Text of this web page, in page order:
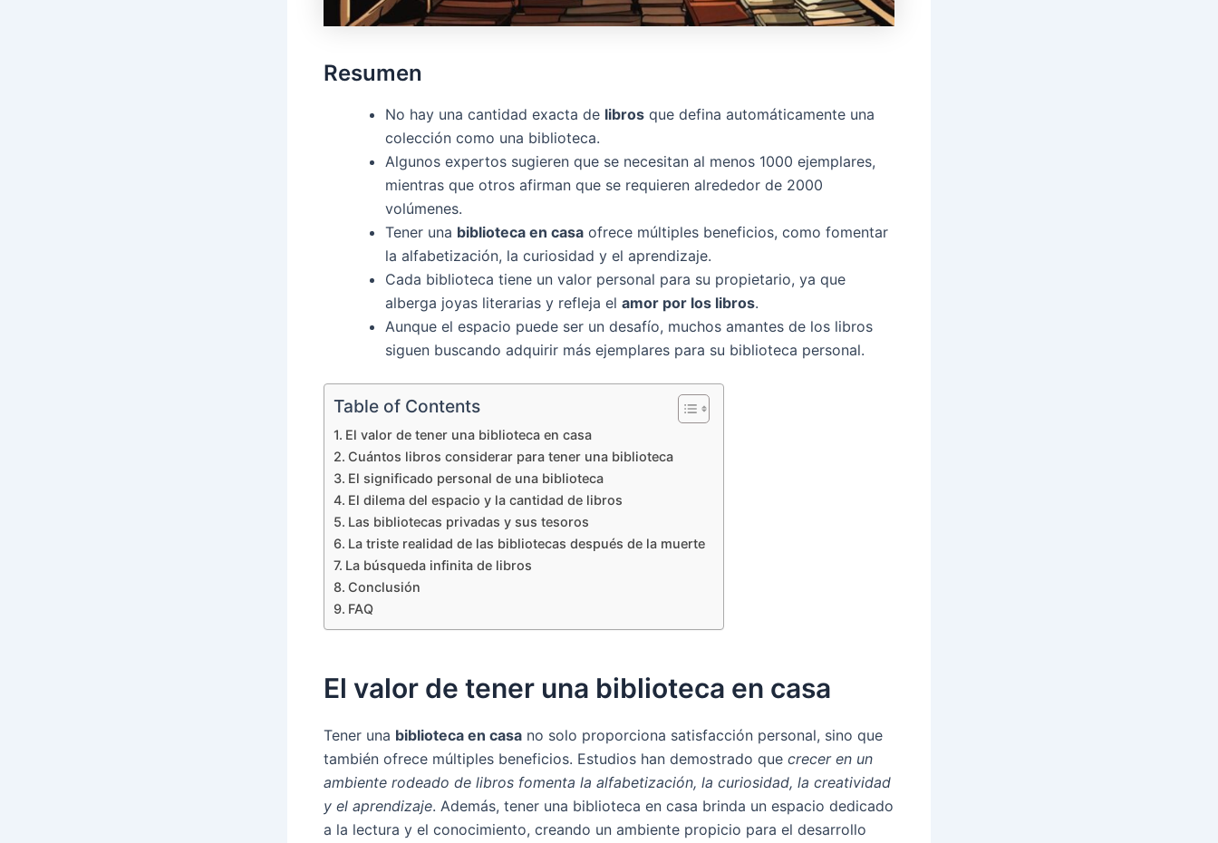
Resumen
No hay una cantidad exacta de libros que defina automáticamente una
colección como una biblioteca.
Algunos expertos sugieren que se necesitan al menos 1000 ejemplares,
mientras que otros afirman que se requieren alrededor de 2000
volúmenes.
Tener una biblioteca en casa ofrece múltiples beneficios, como fomentar
la alfabetización, la curiosidad y el aprendizaje.
Cada biblioteca tiene un valor personal para su propietario, ya que
alberga joyas literarias y refleja el amor por los libros.
Aunque el espacio puede ser un desafío, muchos amantes de los libros
siguen buscando adquirir más ejemplares para su biblioteca personal.
Table of Contents
El valor de tener una biblioteca en casa
Cuántos libros considerar para tener una biblioteca
El significado personal de una biblioteca
El dilema del espacio y la cantidad de libros
Las bibliotecas privadas y sus tesoros
La triste realidad de las bibliotecas después de la muerte
La búsqueda infinita de libros
Conclusión
FAQ
El valor de tener una biblioteca en casa
Tener una biblioteca en casa no solo proporciona satisfacción personal, sino que
también ofrece múltiples beneficios. Estudios han demostrado que crecer en un
ambiente rodeado de libros fomenta la alfabetización, la curiosidad, la creatividad
y el aprendizaje. Además, tener una biblioteca en casa brinda un espacio dedicado
a la lectura y el conocimiento, creando un ambiente propicio para el desarrollo